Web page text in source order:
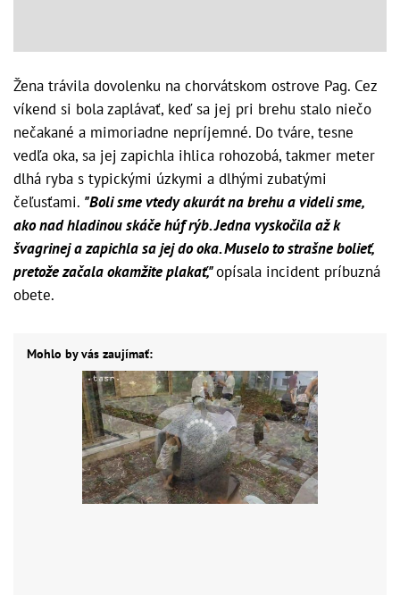
Žena trávila dovolenku na chorvátskom ostrove Pag. Cez
víkend si bola zaplávať, keď sa jej pri brehu stalo niečo
nečakané a mimoriadne nepríjemné. Do tváre, tesne
vedľa oka, sa jej zapichla ihlica rohozobá, takmer meter
dlhá ryba s typickými úzkymi a dlhými zubatými
čeľusťami. "Boli sme vtedy akurát na brehu a videli sme,
ako nad hladinou skáče húf rýb. Jedna vyskočila až k
švagrinej a zapichla sa jej do oka. Muselo to strašne bolieť,
pretože začala okamžite plakať,"opísala incident príbuzná
obete.
Mohlo by vás zaujímať: